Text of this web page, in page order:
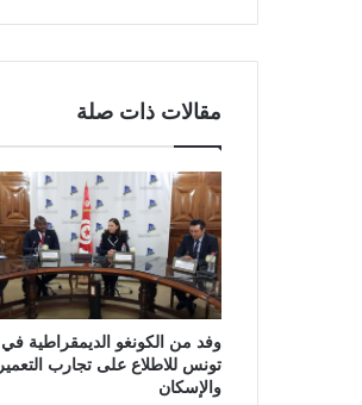
مقالات ذات صلة
وفد من الكونغو الديمقراطية في
تونس للاطلاع على تجارب التعمير
والإسكان